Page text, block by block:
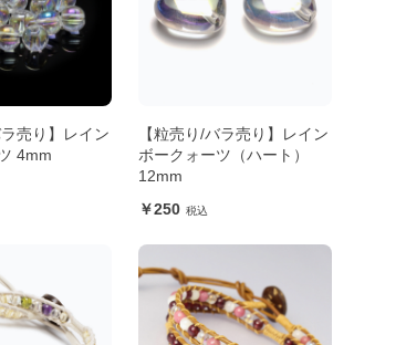
ラ売り】レイン
4mm
【粒売り/バラ売り】レイン
ボークォーツ（ハート）
12mm
250